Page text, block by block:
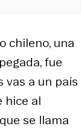
chileno, una
fue
vas a un país
hice al
se llama